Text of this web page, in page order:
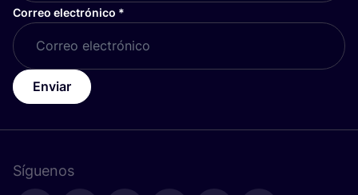
Correo electrónico *
Enviar
Síguenos